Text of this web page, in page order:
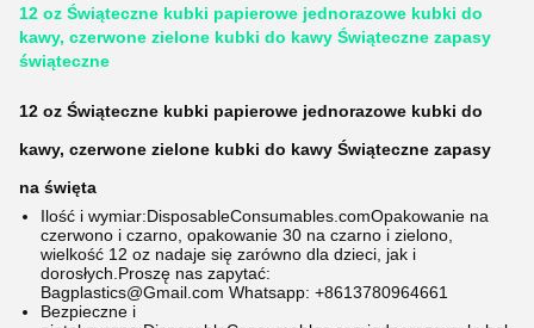
12 oz Świąteczne kubki papierowe jednorazowe kubki do
kawy, czerwone zielone kubki do kawy Świąteczne zapasy
świąteczne
12 oz Świąteczne kubki papierowe jednorazowe kubki do
kawy, czerwone zielone kubki do kawy Świąteczne zapasy
na święta
Ilość i wymiar:DisposableConsumables.comOpakowanie na
czerwono i czarno, opakowanie 30 na czarno i zielono,
wielkość 12 oz nadaje się zarówno dla dzieci, jak i
dorosłych. Proszę nas zapytać:
Bagplastics@Gmail.com Whatsapp: +8613780964661
Bezpieczne i